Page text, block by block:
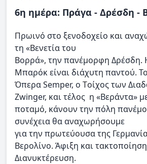
6η ημέρα: Πράγα - Δρέσδη -
Πρωινό στο ξενοδοχείο και
τη «Βενετία του
Βορρά», την πανέμορφη Δρέσδη.
Μπαρόκ είναι διάχυτη παντού.
Όπερα Semper, o Tοίχος των
Zwinger, και τέλος η «Βεράντα»
ποταμό, κάνουν την πόλη
συνέχεια θα αναχωρήσουμε
για την πρωτεύουσα της
Βερολίνο. Άφιξη και
Διανυκτέρευση.